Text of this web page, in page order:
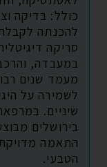
כולל: בדיקה
להכנתה
סריקה
במעבדה,
לשמירה על
שיניים.
בירושלים
התאמה
הטבעי.